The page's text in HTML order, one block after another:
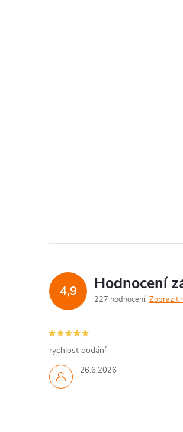
4,9 Hodnocení
227 hodnocení Zobrazit
26.6.2026
rychlost dodání